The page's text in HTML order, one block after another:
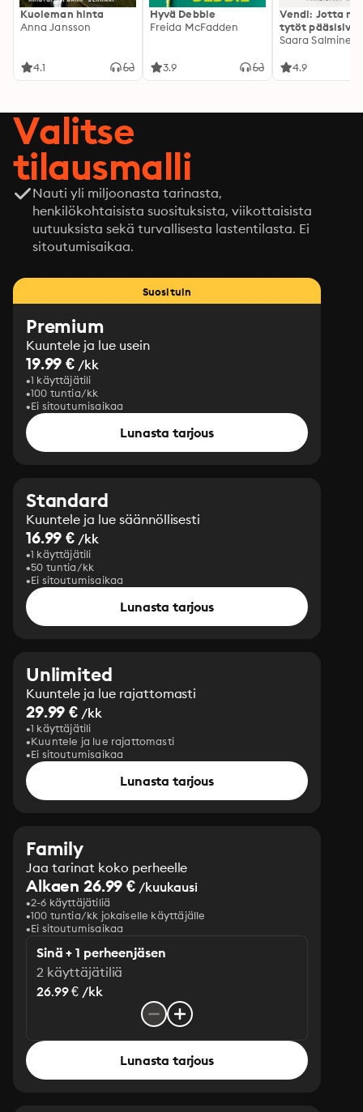
Kuoleman hinta
Anna Jansson
4.1
Hyvä Debbie
Freida McFadden
3.9
Vendi: Jotta
tytöt pääsisivät
kotiin
Saara Salminen
4.9
Valitse
tilausmalli
Nauti yli miljoonasta tarinasta,
henkilökohtaisista suosituksista, viikottaisista
uutuuksista sekä turvallisesta lastentilasta. Ei
sitoutumisaikaa.
Suosituin
Premium
Kuuntele ja lue usein
19.99 € /kk
1 käyttäjätili
100 tuntia/kk
Ei sitoutumisaikaa
Lunasta tarjous
Standard
Kuuntele ja lue säännöllisesti
16.99 € /kk
1 käyttäjätili
50 tuntia/kk
Ei sitoutumisaikaa
Lunasta tarjous
Unlimited
Kuuntele ja lue rajattomasti
29.99 € /kk
1 käyttäjätili
Kuuntele ja lue rajattomasti
Ei sitoutumisaikaa
Lunasta tarjous
Family
Jaa tarinat koko perheelle
Alkaen 26.99 € /kuukausi
2-6 käyttäjätiliä
100 tuntia/kk jokaiselle käyttäjälle
Ei sitoutumisaikaa
Sinä + 1 perheenjäsen
2 käyttäjätiliä
26.99 € /kk
Lunasta tarjous